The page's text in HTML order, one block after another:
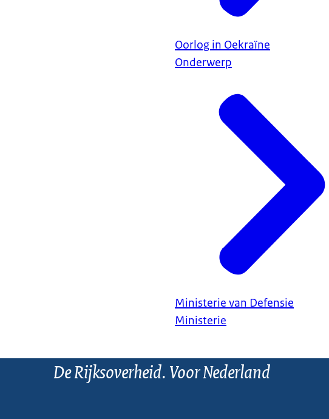
Oorlog in Oekraïne
Onderwerp
Ministerie van Defensie
Ministerie
De Rijksoverheid. Voor Nederland